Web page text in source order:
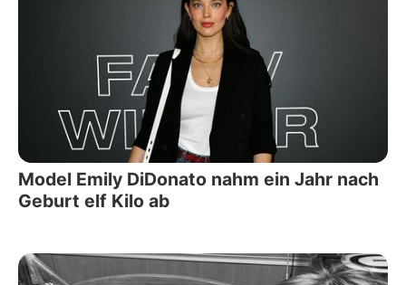
Model Emily DiDonato nahm ein Jahr nach
Geburt elf Kilo ab